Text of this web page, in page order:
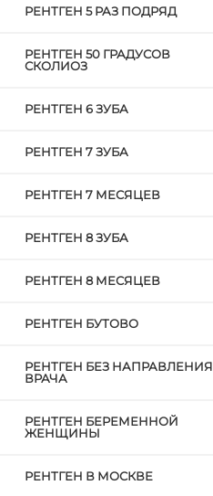
РЕНТГЕН 5 РАЗ ПОДРЯД
РЕНТГЕН 50 ГРАДУСОВ
СКОЛИОЗ
РЕНТГЕН 6 ЗУБА
РЕНТГЕН 7 ЗУБА
РЕНТГЕН 7 МЕСЯЦЕВ
РЕНТГЕН 8 ЗУБА
РЕНТГЕН 8 МЕСЯЦЕВ
РЕНТГЕН БУТОВО
РЕНТГЕН БЕЗ НАПРАВЛЕНИЯ
ВРАЧА
РЕНТГЕН БЕРЕМЕННОЙ
ЖЕНЩИНЫ
РЕНТГЕН В МОСКВЕ